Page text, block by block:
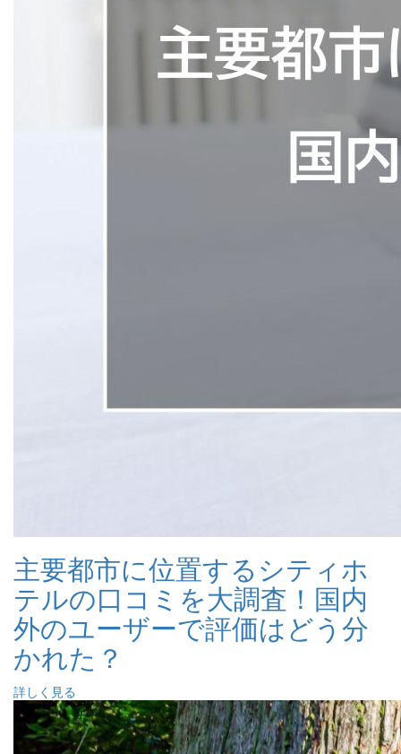
主要都市に位置するシティホ
テルの口コミを大調査！国内
外のユーザーで評価はどう分
かれた？
詳しく見る